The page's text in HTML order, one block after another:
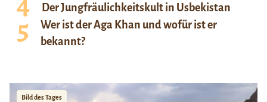
Der Jungfräulichkeitskult in Usbekistan
Wer ist der Aga Khan und wofür ist er
bekannt?
Bild des Tages